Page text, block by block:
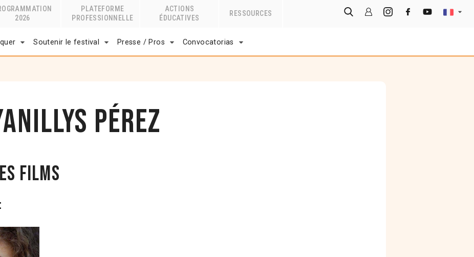
2026
PLATEFORME
PROFESSIONNELLE
ACTIONS
ÉDUCATIVES
RESSOURCES
Soutenir le festival Presse / Pros Convocatorias
Pérez
films